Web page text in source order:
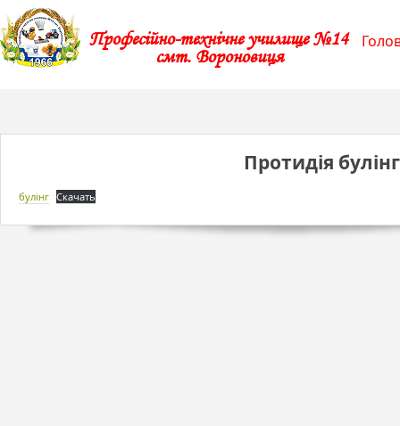
Професійно-технічне училище №14
смт. Вороновиця
Протидія
булінг Скачать